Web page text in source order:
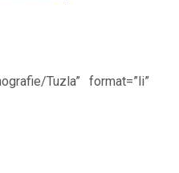
Tuzla” format=”li”